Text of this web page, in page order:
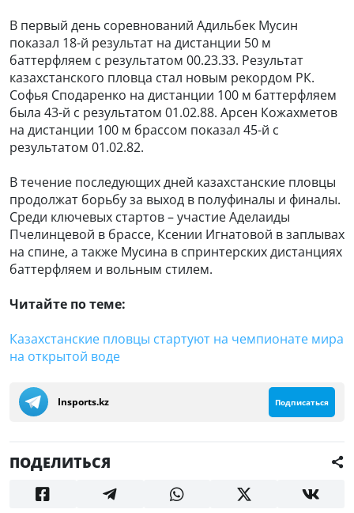
В первый день соревнований Адильбек Мусин
показал 18-й результат на дистанции 50 м
баттерфляем с результатом 00.23.33. Результат
казахстанского пловца стал новым рекордом РК.
Софья Сподаренко на дистанции 100 м баттерфляем
была 43-й с результатом 01.02.88. Арсен Кожахметов
на дистанции 100 м брассом показал 45-й с
результатом 01.02.82.
В течение последующих дней казахстанские пловцы
продолжат борьбу за выход в полуфиналы и финалы.
Среди ключевых стартов – участие Аделаиды
Пчелинцевой в брассе, Ксении Игнатовой в заплывах
на спине, а также Мусина в спринтерских дистанциях
баттерфляем и вольным стилем.
Читайте по теме:
Казахстанские пловцы стартуют на чемпионате мира
на открытой воде
Insports.kz Подписаться
ПОДЕЛИТЬСЯ